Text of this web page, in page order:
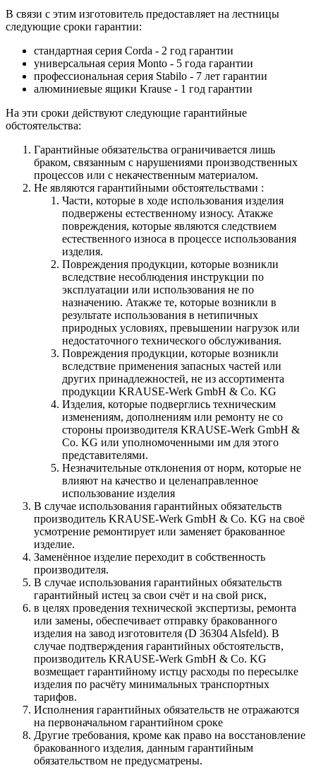
В связи с этим изготовитель предоставляет на лестницы
следующие сроки гарантии:
стандартная серия Corda - 2 год гарантии
универсальная серия Monto - 5 года гарантии
профессиональная серия Stabilo - 7 лет гарантии
алюминиевые ящики Krause - 1 год гарантии
На эти сроки действуют следующие гарантийные
обстоятельства:
Гарантийные обязательства ограничивается лишь
браком, связанным с нарушениями производственных
процессов или с некачественным материалом.
Не являются гарантийными обстоятельствами :
Части, которые в ходе использования изделия
подвержены естественному износу. Атакже
повреждения, которые являются следствием
естественного износа в процессе использования
изделия.
Повреждения продукции, которые возникли
вследствие несоблюдения инструкции по
эксплуатации или использования не по
назначению. Атакже те, которые возникли в
результате использования в нетипичных
природных условиях, превышении нагрузок или
недостаточного технического обслуживания.
Повреждения продукции, которые возникли
вследствие применения запасных частей или
других принадлежностей, не из ассортимента
продукции KRAUSE-Werk GmbH & Со. KG
Изделия, которые подверглись техническим
изменениям, дополнениям или ремонту не со
стороны производителя KRAUSE-Werk GmbH &
Со. KG или уполномоченными им для этого
представителями.
Незначительные отклонения от норм, которые не
влияют на качество и целенаправленное
использование изделия
В случае использования гарантийных обязательств
производитель KRAUSE-Werk GmbH & Со. KG на своё
усмотрение ремонтирует или заменяет бракованное
изделие.
Заменённое изделие переходит в собственность
производителя.
В случае использования гарантийных обязательств
гарантийный истец за свои счёт и на свой риск,
в целях проведения технической экспертизы, ремонта
или замены, обеспечивает отправку бракованного
изделия на завод изготовителя (D 36304 Alsfeld). В
случае подтверждения гарантийных обстоятельств,
производитель KRAUSE-Werk GmbH & Со. KG
возмещает гарантийному истцу расходы по пересылке
изделия по расчёту минимальных транспортных
тарифов.
Исполнения гарантийных обязательств не отражаются
на первоначальном гарантийном сроке
Другие требования, кроме как право на восстановление
бракованного изделия, данным гарантийным
обязательством не предусматрены.